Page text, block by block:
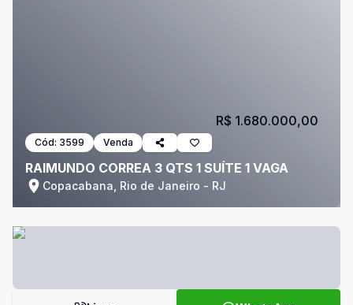
Cód: 3599 Venda
RAIMUNDO CORREA 3 QTS 1 SUÍTE 1 VAGA
Copacabana, Rio de Janeiro - RJ
R$ 1.680.000,00